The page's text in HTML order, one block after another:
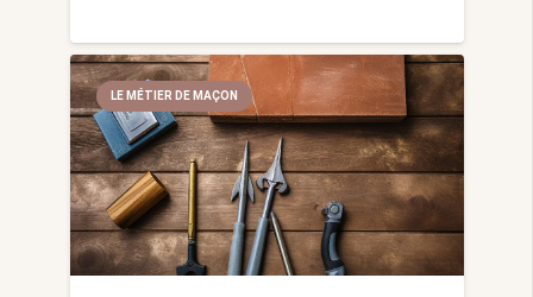
LE MÉTIER DE MAÇON